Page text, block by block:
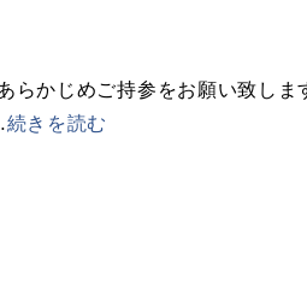
らかじめご持参をお願い致しま
続きを読む